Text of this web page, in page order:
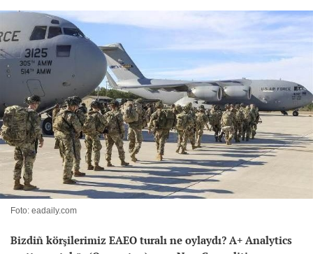
Foto: eadaily.com
Bizdiñ körşilerimiz EAEO turalı ne oylaydı? A+ Analytics